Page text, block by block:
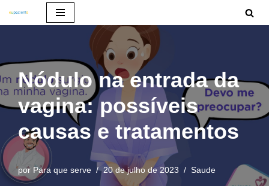
o
conteúdo
Nódulo na entrada da
vagina: possíveis
causas e tratamentos
por Para que serve 20 de julho de 2023 Saude